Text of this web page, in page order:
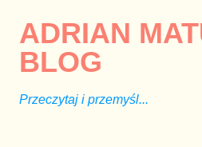
ADRIAN
BLOG
Przeczytaj i przemyśl...